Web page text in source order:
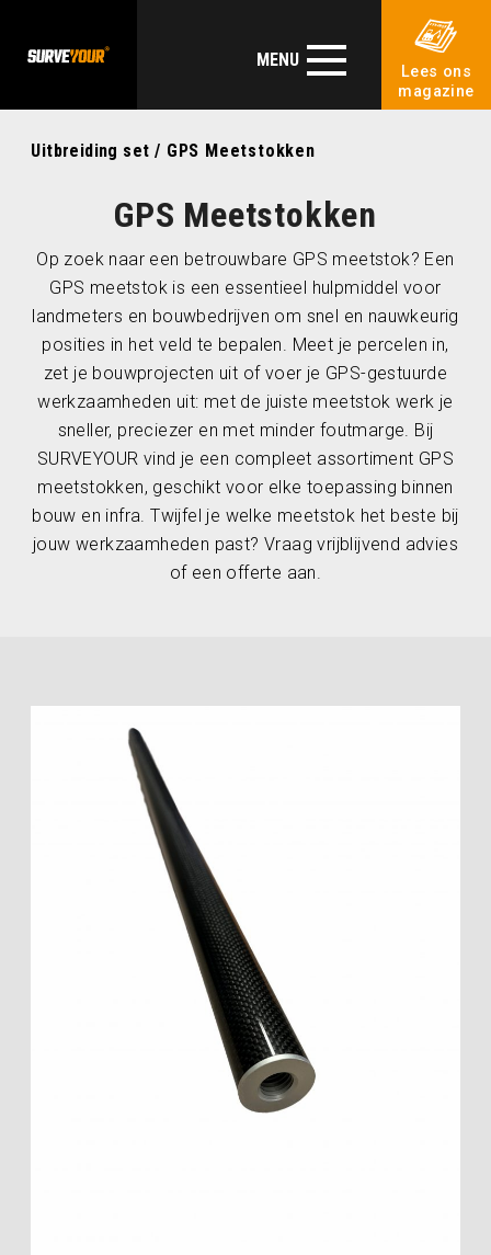
MENU
Lees ons
magazine
Uitbreiding set / GPS Meetstokken
GPS Meetstokken
Op zoek naar een betrouwbare GPS meetstok? Een
GPS meetstok is een essentieel hulpmiddel voor
landmeters en bouwbedrijven om snel en nauwkeurig
posities in het veld te bepalen. Meet je percelen in,
zet je bouwprojecten uit of voer je GPS-gestuurde
werkzaamheden uit: met de juiste meetstok werk je
sneller, preciezer en met minder foutmarge. Bij
SURVEYOUR vind je een compleet assortiment GPS
meetstokken, geschikt voor elke toepassing binnen
bouw en infra. Twijfel je welke meetstok het beste bij
jouw werkzaamheden past? Vraag vrijblijvend advies
of een offerte aan.